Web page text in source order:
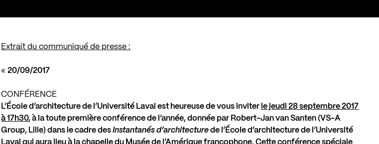
Extrait du communiqué de presse :
«20/09/2017
CONFÉRENCE
L’École d’architecture de l’Université Laval est heureuse de vous inviter le jeudi 28 septembre 2017
à 17h30, à la toute première conférence de l’année, donnée par Robert-Jan van Santen (VS-A
Group, Lille) dans le cadre des Instantanés d’architecture de l’École d’architecture de l’Université
Laval qui aura lieu à la chapelle du Musée de l’Amérique francophone. Cette conférence spéciale